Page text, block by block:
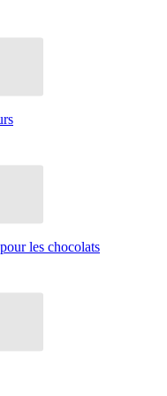
les chocolats